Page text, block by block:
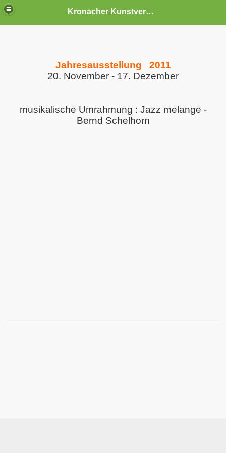
Kronacher Kunstverein e.V.
Jahresausstellung 2011
20. November - 17. Dezember
musikalische Umrahmung : Jazz melange -
Bernd Schelhorn